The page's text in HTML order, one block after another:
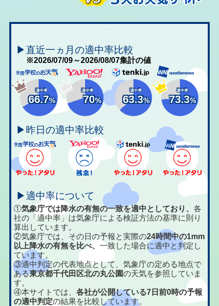
▶直近一ヵ月の適中率比較
※2026/07/09～2026/08/07集計の値
適中率
66.7%
適中率
70%
適中率
63.3%
適中率
73.3%
▶昨日の適中率比較
▶適中率について
①気象庁では降水の有無の一致を適中としており、各
社の「適中率」は気象庁による検証方法の基準に則り
算出しています。
②気象庁では、その日の予報と実際の24時間中の1mm
以上降水の有無を比べ、一致した場合に適中と判定し
ています。
③適中判定の代表地点として、気象庁の定める地点で
ある東京都千代田区北の丸公園の天気を参照していま
す。
④本サイトでは、各社が公開している7日前0時の予報
の適中判定の結果を比較しています。